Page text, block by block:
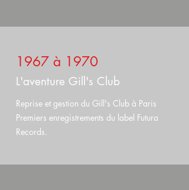
1967 à 1970
L'aventure Gill's Club
Reprise et gestion du Gill's Club à Paris
Premiers enregistrements du label Futura
Records.